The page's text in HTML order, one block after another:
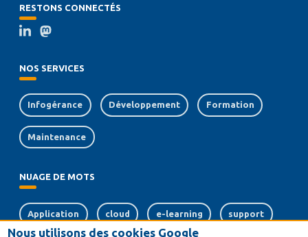
RESTONS CONNECTÉS
NOS SERVICES
Infogérance Développement Formation
Maintenance
NUAGE DE MOTS
Application cloud e-learning support
Nous utilisons des cookies Google